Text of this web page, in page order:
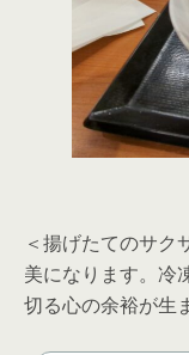
＜揚げたてのサク
美になります。冷
切る心の余裕が生